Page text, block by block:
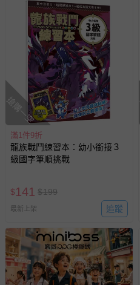
搶購一空
滿1件9折
龍族戰鬥練習本：幼小銜接３
級國字筆順挑戰
$141 $199
最新上架 追蹤